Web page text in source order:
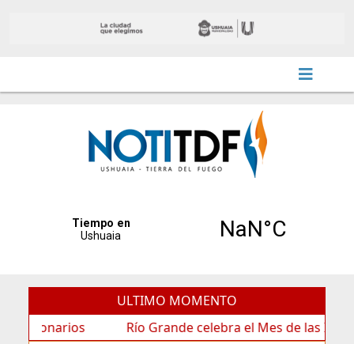
ULTIMO MOMENTO
Río Grande celebra el Mes de las Infancias